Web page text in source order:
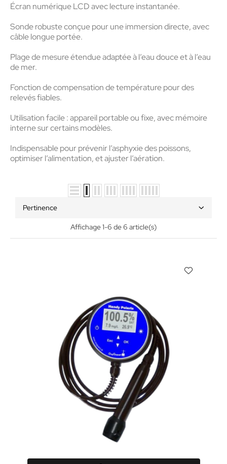
Écran numérique LCDavec lecture instantanée.
Sonde robusteconçue pour une immersion directe, avec
câble longue portée.
Plage de mesure étendueadaptée à l’eau douce et à l’eau
de mer.
Fonction de compensation de températurepour des
relevés fiables.
Utilisation facile: appareil portable ou fixe, avec mémoire
interne sur certains modèles.
Indispensable pourprévenir l’asphyxie des poissons,
optimiser l’alimentation, et ajuster l’aération.
Pertinence
Affichage 1-6 de 6 article(s)